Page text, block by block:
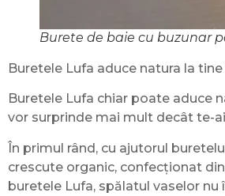
Burete de baie cu buzunar
Buretele Lufa aduce natura la tine
Buretele Lufa chiar poate aduce
vor surprinde mai mult decât te-
În primul rând, cu ajutorul
crescute organic, confecționat
buretele Lufa, spălatul vaselor